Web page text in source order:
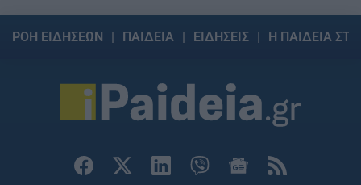
ΡΟΗ ΕΙΔΗΣΕΩΝ ΠΑΙΔΕΙΑ ΕΙΔΗΣΕΙΣ Η ΠΑΙΔΕΙΑ